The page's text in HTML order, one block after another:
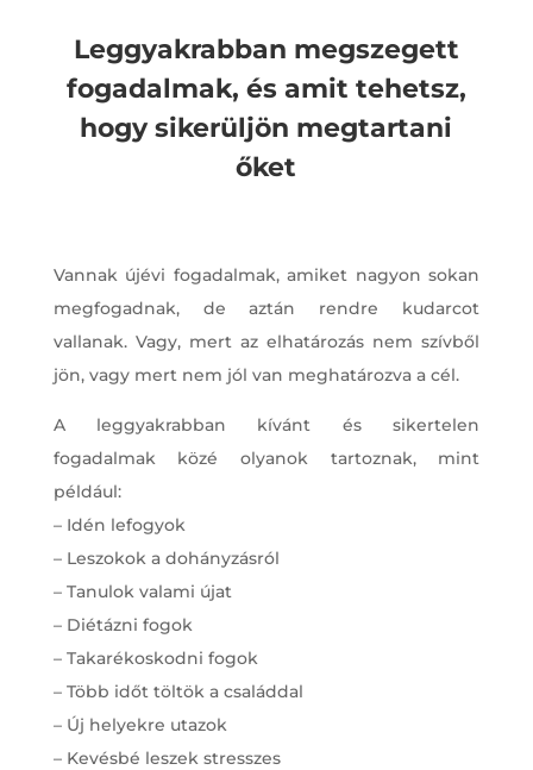
Leggyakrabban megszegett
fogadalmak, és amit tehetsz,
hogy sikerüljön megtartani
őket
Vannak újévi fogadalmak, amiket nagyon sokan
megfogadnak, de aztán rendre kudarcot
vallanak. Vagy, mert az elhatározás nem szívből
jön, vagy mert nem jól van meghatározva a cél.
A leggyakrabban kívánt és sikertelen
fogadalmak közé olyanok tartoznak, mint
például:
– Idén lefogyok
– Leszokok a dohányzásról
– Tanulok valami újat
– Diétázni fogok
– Takarékoskodni fogok
– Több időt töltök a családdal
– Új helyekre utazok
– Kevésbé leszek stresszes